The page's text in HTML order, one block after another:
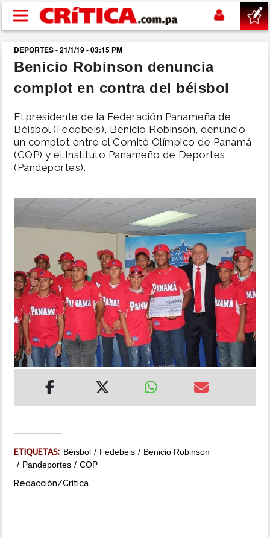
Pasar al contenido principal
buscar
SUCESOS
NACIONAL
POLÍTICA
MUNDO
INSÓLITAS
MULTIMEDIA
IMPRESO
DEPORTES - 21/1/19 - 03:15 PM
Benicio Robinson denuncia
complot en contra del béisbol
El presidente de la Federación Panameña de
Béisbol (Fedebeis), Benicio Robinson, denunció
un complot entre el Comité Olímpico de Panamá
(COP) y el Instituto Panameño de Deportes
(Pandeportes).
ETIQUETAS: Béisbol Fedebeis
Benicio Robinson
Pandeportes
COP
Redacción/Crítica